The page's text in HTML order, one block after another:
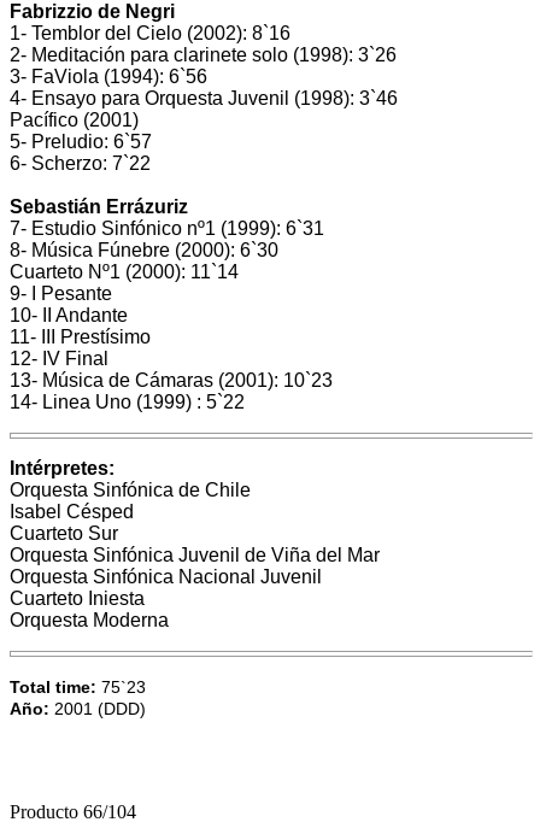
Fabrizzio de Negri
1- Temblor del Cielo (2002): 8`16
2- Meditación para clarinete solo (1998): 3`26
3- FaViola (1994): 6`56
4- Ensayo para Orquesta Juvenil (1998): 3`46
Pacífico (2001)
5- Preludio: 6`57
6- Scherzo: 7`22
Sebastián Errázuriz
7- Estudio Sinfónico nº1 (1999): 6`31
8- Música Fúnebre (2000): 6`30
Cuarteto Nº1 (2000): 11`14
9- I Pesante
10- II Andante
11- III Prestísimo
12- IV Final
13- Música de Cámaras (2001): 10`23
14- Linea Uno (1999) : 5`22
Intérpretes:
Orquesta Sinfónica de Chile
Isabel Césped
Cuarteto Sur
Orquesta Sinfónica Juvenil de Viña del Mar
Orquesta Sinfónica Nacional Juvenil
Cuarteto Iniesta
Orquesta Moderna
Total time: 75`23
Año: 2001 (DDD)
Producto 66/104